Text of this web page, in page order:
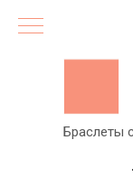
Браслеты